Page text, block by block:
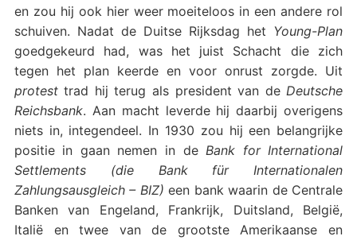
en zou hij ook hier weer moeiteloos in een andere rol
schuiven. Nadat de Duitse Rijksdag het Young-Plan
goedgekeurd had, was het juist Schacht die zich
tegen het plan keerde en voor onrust zorgde. Uit
protesttrad hij terug als president van de Deutsche
Reichsbank. Aan macht leverde hij daarbij overigens
niets in, integendeel. In 1930 zou hij een belangrijke
positie in gaan nemen in de Bank for International
Settlements (die Bank für Internationalen
Zahlungsausgleich – BIZ)een bank waarin de Centrale
Banken van Engeland, Frankrijk, Duitsland, België,
Italië en twee van de grootste Amerikaanse en